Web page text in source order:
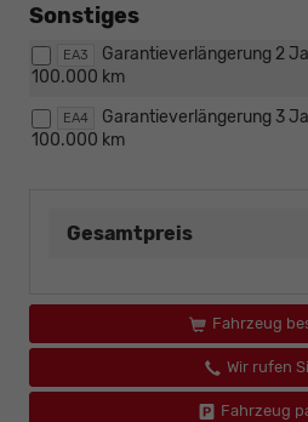
Sonstiges
EA3
Garantieverlängerung 2
100.000 km
EA4
Garantieverlängerung 3
100.000 km
Gesamtpreis
Fahrzeug
Wir rufen
Fahrzeug